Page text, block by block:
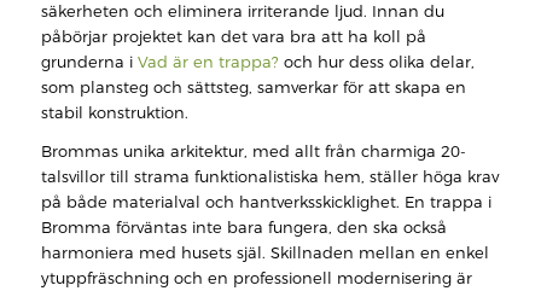
säkerheten och eliminera irriterande ljud. Innan du
påbörjar projektet kan det vara bra att ha koll på
grunderna i Vad är en trappa? och hur dess olika delar,
som plansteg och sättsteg, samverkar för att skapa en
stabil konstruktion.
Brommas unika arkitektur, med allt från charmiga 20-
talsvillor till strama funktionalistiska hem, ställer höga krav
på både materialval och hantverksskicklighet. En trappa i
Bromma förväntas inte bara fungera, den ska också
harmoniera med husets själ. Skillnaden mellan en enkel
ytuppfräschning och en professionell modernisering är